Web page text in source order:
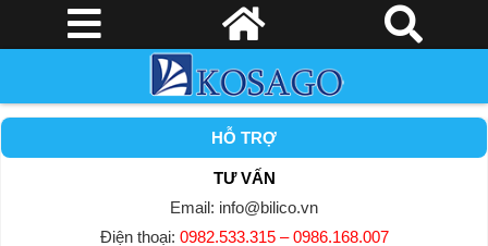
HỖ TRỢ
TƯ VẤN
Email: info@bilico.vn
Điện thoại: 0982.533.315 – 0986.168.007